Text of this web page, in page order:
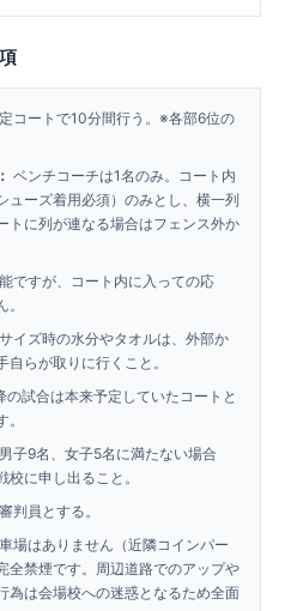
コートで10分間行う。※各部6位の
ベンチコーチは1名のみ。コート内
ューズ着用必須）のみとし、横一列
トに列が連なる場合はフェンス外か
ですが、コート内に入っての応
イズ時の水分やタオルは、外部か
らが取りに行くこと。
の試合は本来予定していたコートと
子9名、女子5名に満たない場合
に申し出ること。
判員とする。
場はありません（近隣コインパー
全禁煙です。周辺道路でのアップや
為は会場校への迷惑となるため全面